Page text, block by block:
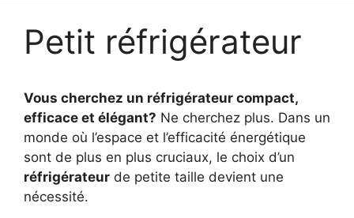
Petit réfrigérateur
Vous cherchez un réfrigérateur compact,
efficace et élégant? Ne cherchez plus. Dans un
monde où l’espace et l’efficacité énergétique
sont de plus en plus cruciaux, le choix d’un
réfrigérateur de petite taille devient une
nécessité.